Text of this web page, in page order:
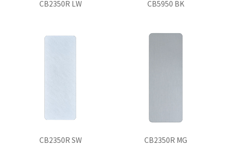
CB2350R LW CB5950 BK
CB2350R SW CB2350R MG